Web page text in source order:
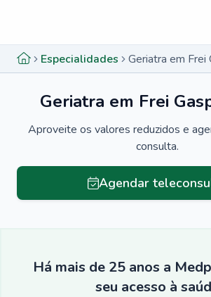
Especialidades
Geriatra em Frei
Aproveite os valores reduzidos e
consulta.
Agendar
Há mais de 25 anos a
seu acesso à